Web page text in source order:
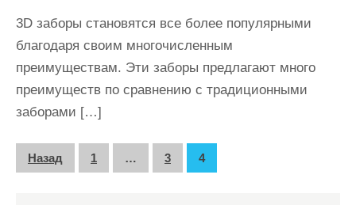
3D заборы становятся все более популярными
благодаря своим многочисленным
преимуществам. Эти заборы предлагают много
преимуществ по сравнению с традиционными
заборами […]
ПНазад 1 … 3 4